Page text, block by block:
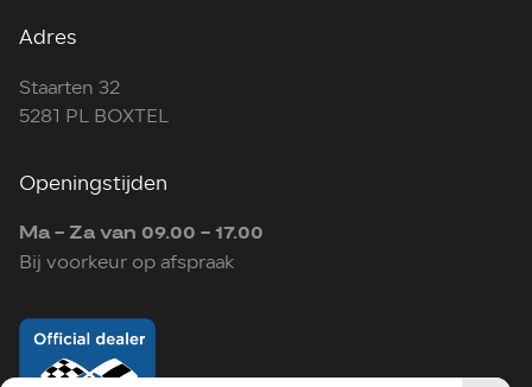
Adres
Staarten 32
5281 PL BOXTEL
Openingstijden
Ma - Za van 09.00 - 17.00
Bij voorkeur op afspraak